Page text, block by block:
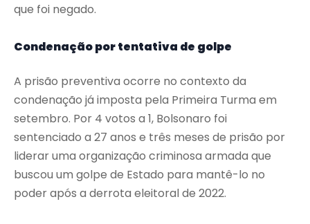
que foi negado.
Condenação por tentativa de golpe
A prisão preventiva ocorre no contexto da
condenação já imposta pela Primeira Turma em
setembro. Por 4 votos a 1, Bolsonaro foi
sentenciado a 27 anos e três meses de prisão por
liderar uma organização criminosa armada que
buscou um golpe de Estado para mantê-lo no
poder após a derrota eleitoral de 2022.